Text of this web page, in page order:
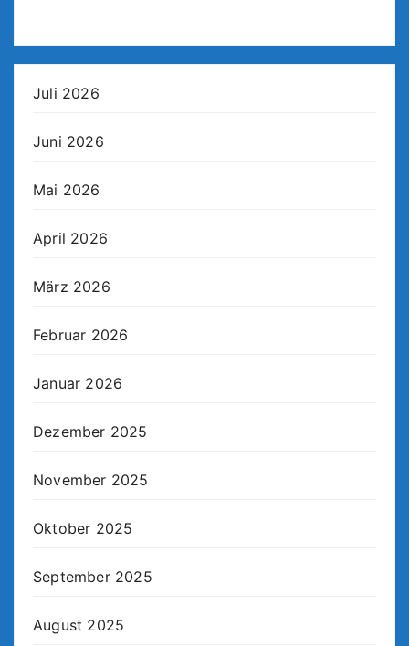
Juli 2026
Juni 2026
Mai 2026
April 2026
März 2026
Februar 2026
Januar 2026
Dezember 2025
November 2025
Oktober 2025
September 2025
August 2025